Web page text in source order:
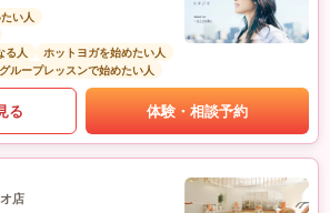
い人
る人
ホットヨガを始めたい人
グループレッスンで始めたい人
る 体験・相談予約
店